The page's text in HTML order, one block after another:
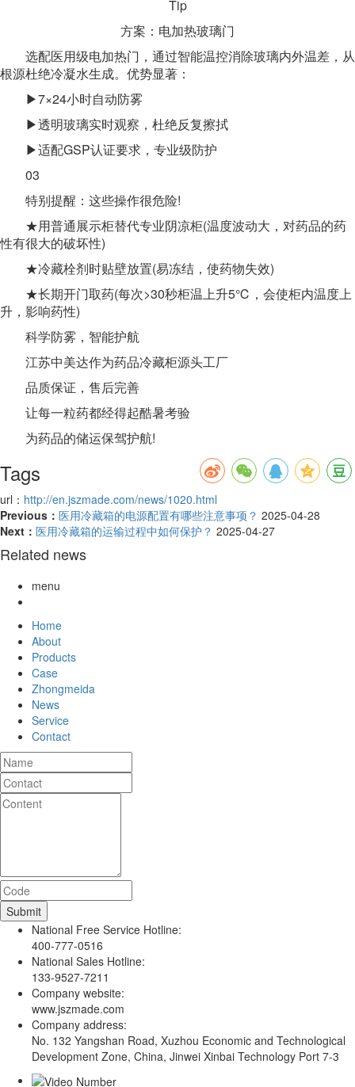
Tip
方案：电加热玻璃门
选配医用级电加热门，通过智能温控消除玻璃内外温差，从
根源杜绝冷凝水生成。优势显著：
▶7×24小时自动防雾
▶透明玻璃实时观察，杜绝反复擦拭
▶适配GSP认证要求，专业级防护
03
特别提醒：这些操作很危险!
★用普通展示柜替代专业阴凉柜(温度波动大，对药品的药
性有很大的破坏性)
★冷藏栓剂时贴壁放置(易冻结，使药物失效)
★长期开门取药(每次>30秒柜温上升5℃，会使柜内温度上
升，影响药性)
科学防雾，智能护航
江苏中美达作为药品冷藏柜源头工厂
品质保证，售后完善
让每一粒药都经得起酷暑考验
为药品的储运保驾护航!
Tags
url： http://en.jszmade.com/news/1020.html
Previous： 医用冷藏箱的电源配置有哪些注意事项？ 2025-04-28
Next： 医用冷藏箱的运输过程中如何保护？ 2025-04-27
Related news
menu
Home
About
Products
Case
Zhongmeida
News
Service
Contact
National Free Service Hotline:
400-777-0516
National Sales Hotline:
133-9527-7211
Company website:
www.jszmade.com
Company address:
No. 132 Yangshan Road, Xuzhou Economic and Technological
Development Zone, China, Jinwei Xinbai Technology Port 7-3